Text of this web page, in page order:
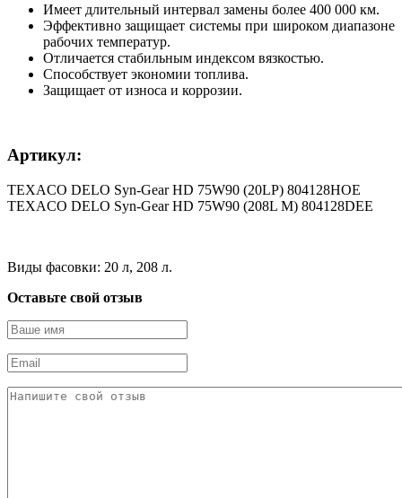
Имеет длительный интервал замены более 400 000 км.
Эффективно защищает системы при широком диапазоне
рабочих температур.
Отличается стабильным индексом вязкостью.
Способствует экономии топлива.
Защищает от износа и коррозии.
Артикул:
TEXACO DELO Syn-Gear HD 75W90 (20LP) 804128HOE
TEXACO DELO Syn-Gear HD 75W90 (208L M) 804128DEE
Виды фасовки: 20 л, 208 л.
Оставьте свой отзыв